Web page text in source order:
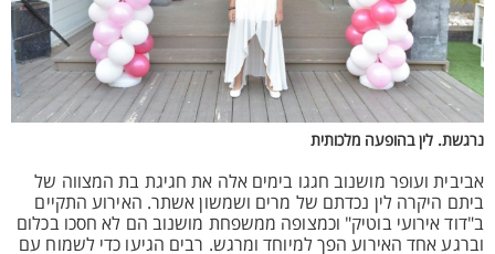
נרגשת. לין בהופעה מלכותית
אביבית ועופר מושנוב חגגו בימים אלה את חגיגת בת המצווה של
ביתם היקרה לין נכדתם של מרים ושמשון אשתר. האירוע התקיים
ב"דוד אירועי בוטיק" וכמצופה ממשפחת מושנוב הם לא חסכו בכלום
וברגע אחד האירוע הפך למיוחד ומרגש. רבים הגיעו כדי לשמוח עם